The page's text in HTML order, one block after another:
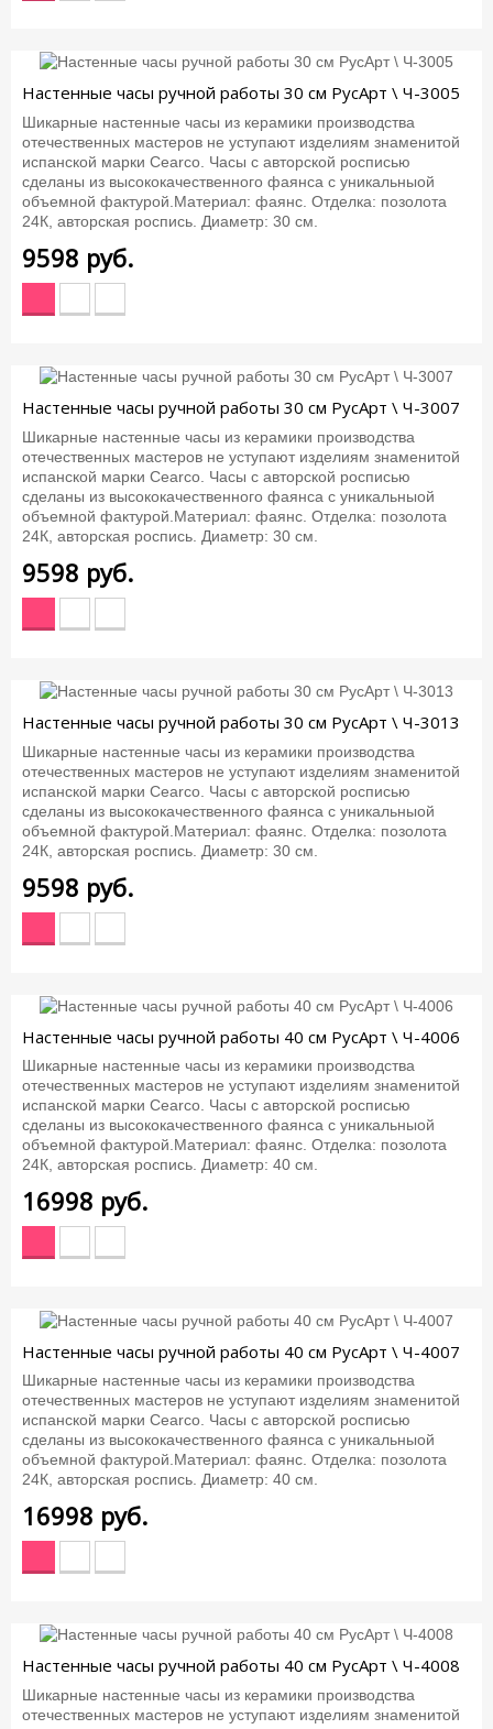
Настенные часы ручной работы 30 см РусАрт \ Ч-3005
Шикарные настенные часы из керамики производства
отечественных мастеров не уступают изделиям знаменитой
испанской марки Cearco. Часы с авторской росписью
сделаны из высококачественного фаянса с уникальныой
объемной фактурой.Материал: фаянс. Отделка: позолота
24К, авторская роспись. Диаметр: 30 см.
9598 руб.
Настенные часы ручной работы 30 см РусАрт \ Ч-3007
Шикарные настенные часы из керамики производства
отечественных мастеров не уступают изделиям знаменитой
испанской марки Cearco. Часы с авторской росписью
сделаны из высококачественного фаянса с уникальныой
объемной фактурой.Материал: фаянс. Отделка: позолота
24К, авторская роспись. Диаметр: 30 см.
9598 руб.
Настенные часы ручной работы 30 см РусАрт \ Ч-3013
Шикарные настенные часы из керамики производства
отечественных мастеров не уступают изделиям знаменитой
испанской марки Cearco. Часы с авторской росписью
сделаны из высококачественного фаянса с уникальныой
объемной фактурой.Материал: фаянс. Отделка: позолота
24К, авторская роспись. Диаметр: 30 см.
9598 руб.
Настенные часы ручной работы 40 см РусАрт \ Ч-4006
Шикарные настенные часы из керамики производства
отечественных мастеров не уступают изделиям знаменитой
испанской марки Cearco. Часы с авторской росписью
сделаны из высококачественного фаянса с уникальныой
объемной фактурой.Материал: фаянс. Отделка: позолота
24К, авторская роспись. Диаметр: 40 см.
16998 руб.
Настенные часы ручной работы 40 см РусАрт \ Ч-4007
Шикарные настенные часы из керамики производства
отечественных мастеров не уступают изделиям знаменитой
испанской марки Cearco. Часы с авторской росписью
сделаны из высококачественного фаянса с уникальныой
объемной фактурой.Материал: фаянс. Отделка: позолота
24К, авторская роспись. Диаметр: 40 см.
16998 руб.
Настенные часы ручной работы 40 см РусАрт \ Ч-4008
Шикарные настенные часы из керамики производства
отечественных мастеров не уступают изделиям знаменитой